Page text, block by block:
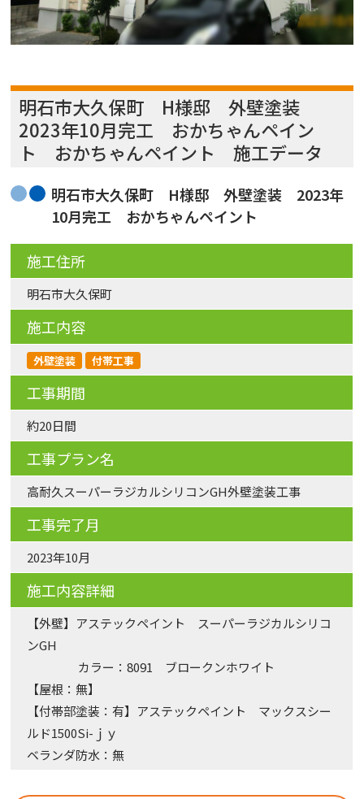
明石市大久保町 H様邸 外壁塗装
2023年10月完工 おかちゃんペイン
ト おかちゃんペイント 施工データ
明石市大久保町 H様邸 外壁塗装 2023年
10月完工 おかちゃんペイント
施工住所
明石市大久保町
施工内容
外壁塗装 付帯工事
工事期間
約20日間
工事プラン名
高耐久スーパーラジカルシリコンGH外壁塗装工事
工事完了月
2023年10月
施工内容詳細
【外壁】アステックペイント スーパーラジカルシリコ
ンGH
カラー：8091 ブロークンホワイト
【屋根：無】
【付帯部塗装：有】アステックペイント マックスシー
ルド1500Si-ｊｙ
ベランダ防水：無